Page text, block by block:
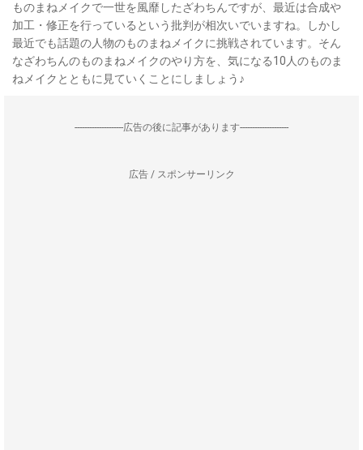
ものまねメイクで一世を風靡したざわちんですが、最近は合成や
加工・修正を行っているという批判が相次いでいますね。しかし
最近でも話題の人物のものまねメイクに挑戦されています。そん
なざわちんのものまねメイクのやり方を、気になる10人のものま
ねメイクとともに見ていくことにしましょう♪
--------------------広告の後に記事があります--------------------
広告 / スポンサーリンク